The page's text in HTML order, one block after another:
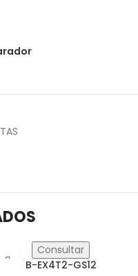
Consultar
B-EX4T2-GS12